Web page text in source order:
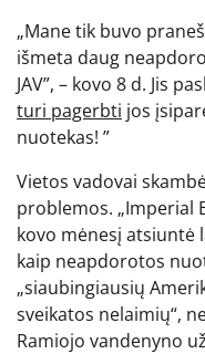
„Mane tik buvo
išmeta daug
JAV”, – kovo 8 d. Jis
turi pagerbti jos
nuotekas! ”
Vietos vadovai
problemos. „Imperial
kovo mėnesį atsiuntė
kaip neapdorotos
„siaubingiausių
sveikatos nelaimių“,
Ramiojo vandenyno